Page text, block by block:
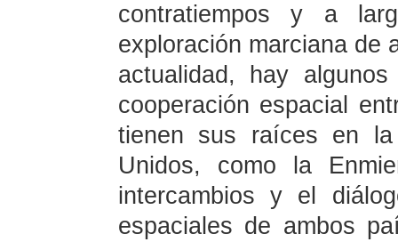
contratiempos y a
exploración marciana de
actualidad, hay
cooperación espacial
tienen sus raíces en la
Unidos, como la
intercambios y el
espaciales de ambos